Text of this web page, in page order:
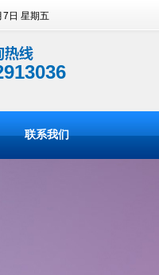
日 星期五
联系我们